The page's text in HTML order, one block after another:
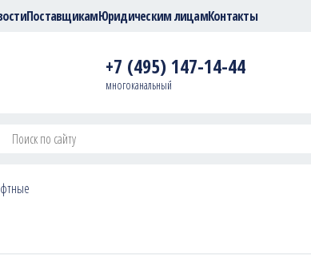
ПоставщикамЮридическим лицамКонтакты
+7 (495) 147-14-44
многоканальный